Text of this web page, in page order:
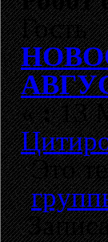
Гость
«:13
Это